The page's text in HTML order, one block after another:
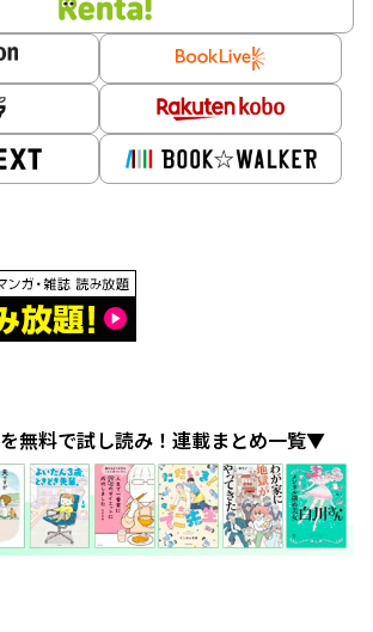
無料で試し読み！連載まとめ一覧▼